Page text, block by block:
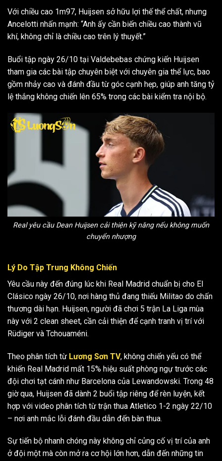
Với chiều cao 1m97, Huijsen sở hữu lợi thế thể chất, nhưng
Ancelotti nhấn mạnh: “Anh ấy cần biến chiều cao thành vũ
khí, không chỉ là chiều cao trên lý thuyết.”
Buổi tập ngày 26/10 tại Valdebebas chứng kiến Huijsen
tham gia các bài tập chuyên biệt với chuyên gia thể lực, bao
gồm nhảy cao và đánh đầu từ góc cạnh hẹp, giúp anh tăng tỷ
lệ thắng không chiến lên 65% trong các bài kiểm tra nội bộ.
Real yêu cầu Dean Huijsen cải thiện kỹ năng nếu không muốn
chuyển nhượng
Lý Do Tập Trung Không Chiến
Yêu cầu này đến đúng lúc khi Real Madrid chuẩn bị cho El
Clásico ngày 26/10, nơi hàng thủ đang thiếu Militao do chấn
thương dài hạn. Huijsen, người đã chơi 5 trận La Liga mùa
này với 2 clean sheet, cần cải thiện để cạnh tranh vị trí với
Rüdiger và Tchouaméni.
Theo phân tích từ Lương Sơn TV, không chiến yếu có thể
khiến Real Madrid mất 15% hiệu suất phòng ngự trước các
đội chơi tạt cánh như Barcelona của Lewandowski. Trong 48
giờ qua, Huijsen đã dành 2 buổi tập riêng để rèn luyện, kết
hợp với video phân tích từ trận thua Atletico 1-2 ngày 22/10
– nơi anh mắc lỗi đánh đầu dẫn đến bàn thua.
Sự tiến bộ nhanh chóng này không chỉ củng cố vị trí của anh
ở đội một mà còn mở ra cơ hội lớn hơn, dẫn đến những tin